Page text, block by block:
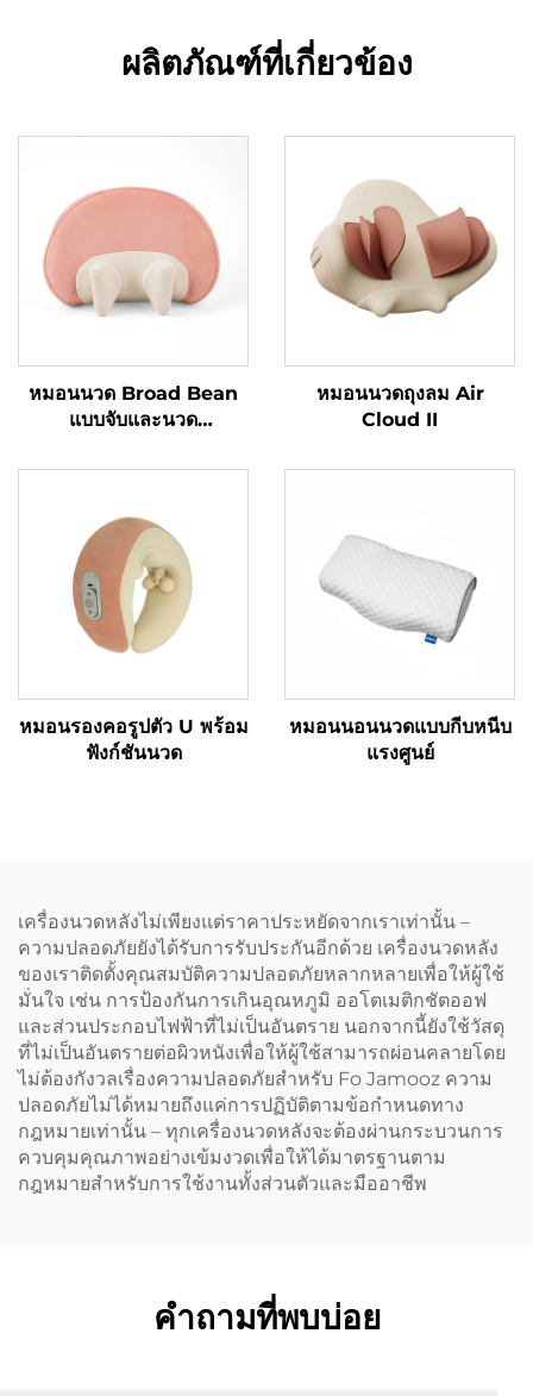
ผลิตภัณฑ์ที่เกี่ยวข้อง
หมอนนวด Broad Bean
แบบจับและนวด
หมอนนวดถุงลม Air
Cloud II
หมอนรองคอรูปตัว U พร้อม
ฟังก์ชันนวด
หมอนนอนนวดแบบกีบหนีบ
แรงศูนย์
เครื่องนวดหลังไม่เพียงแต่ราคาประหยัดจากเราเท่านั้น –
ความปลอดภัยยังได้รับการรับประกันอีกด้วย เครื่องนวดหลัง
ของเราติดตั้งคุณสมบัติความปลอดภัยหลากหลายเพื่อให้ผู้ใช้
มั่นใจ เช่น การป้องกันการเกินอุณหภูมิ ออโตเมติกชัตออฟ
และส่วนประกอบไฟฟ้าที่ไม่เป็นอันตราย นอกจากนี้ยังใช้วัสดุ
ที่ไม่เป็นอันตรายต่อผิวหนังเพื่อให้ผู้ใช้สามารถผ่อนคลายโดย
ไม่ต้องกังวลเรื่องความปลอดภัยสำหรับ Fo Jamooz ความ
ปลอดภัยไม่ได้หมายถึงแค่การปฏิบัติตามข้อกำหนดทาง
กฎหมายเท่านั้น – ทุกเครื่องนวดหลังจะต้องผ่านกระบวนการ
ควบคุมคุณภาพอย่างเข้มงวดเพื่อให้ได้มาตรฐานตาม
กฎหมายสำหรับการใช้งานทั้งส่วนตัวและมืออาชีพ
คำถามที่พบบ่อย